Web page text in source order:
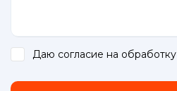
Даю согласие на обработку